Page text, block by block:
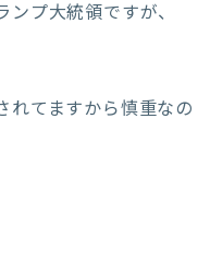
プ大統領ですが、
れてますから慎重なの